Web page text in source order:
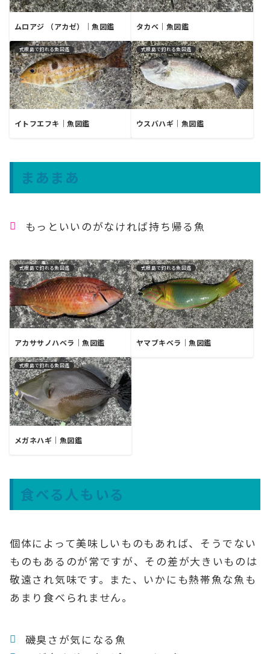
ムロアジ （アカゼ）｜魚図鑑 タカベ｜魚図鑑
式根島で釣れる魚図鑑
イトフエフキ｜魚図鑑
式根島で釣れる魚図鑑
ウスバハギ｜魚図鑑
まあまあ
もっといいのがなければ持ち帰る魚
式根島で釣れる魚図鑑
アカササノハベラ｜魚図鑑
式根島で釣れる魚図鑑
ヤマブキベラ｜魚図鑑
式根島で釣れる魚図鑑
メガネハギ｜魚図鑑
食べる人もいる
個体によって美味しいものもあれば、そうでない
ものもあるのが常ですが、その差が大きいものは
敬遠され気味です。また、いかにも熱帯魚な魚も
あまり食べられません。
磯臭さが気になる魚